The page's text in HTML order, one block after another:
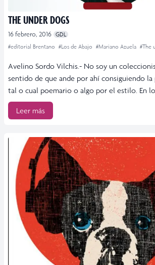
THE UNDER DOGS
16 febrero, 2016 GDL
#editorial Brentano #Los de Abajo #Mariano Azuela #The
Avelino Sordo Vilchis.- No soy un
sentido de que ande por ahí consiguiendo
tal o cual poemario o algo por el estilo. En
Leer más